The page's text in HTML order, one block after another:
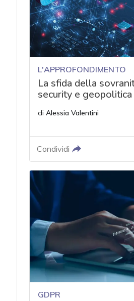
L'APPROFONDIMENTO
La sfida della
security e geopolitica
di Alessia Valentini
Condividi
GDPR